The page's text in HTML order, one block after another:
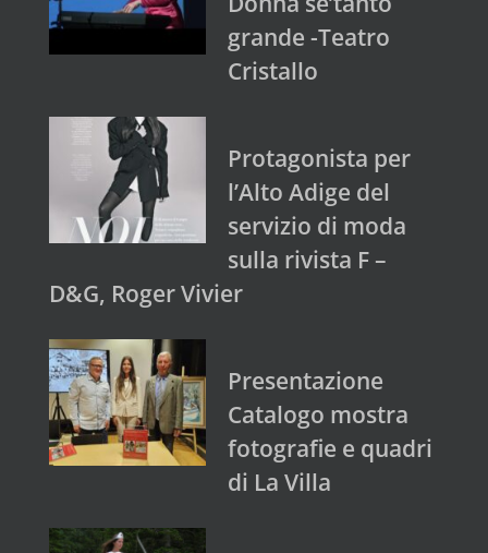
grande -Teatro
Cristallo
Protagonista per
l’Alto Adige del
servizio di moda
sulla rivista F –
D&G, Roger Vivier
Presentazione
Catalogo mostra
fotografie e quadri
di La Villa